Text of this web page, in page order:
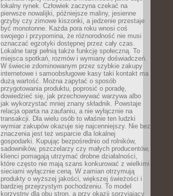
lokalny rynek. Człowiek zaczyna czekać na
pierwsze nowalijki, późniejsze maliny, jesienne
grzyby czy zimowe kiszonki, a jedzenie przestaje
być monotonne. Każda pora roku wnosi coś
swojego i przypomina, że różnorodność nie musi
oznaczać egzotyki dostępnej przez cały czas.
Lokalne targi pełnią także funkcję społeczną. To
miejsca spotkań, rozmów i wymiany doświadczeń.
W świecie zdominowanym przez szybkie zakupy
internetowe i samoobsługowe kasy taki kontakt ma
dużą wartość. Można zapytać o sposób
przygotowania produktu, poprosić o poradę,
dowiedzieć się, jak przechowywać warzywa albo
jak wykorzystać mniej znany składnik. Powstaje
relacja oparta na zaufaniu, a nie wyłącznie na
transakcji. Dla wielu osób to właśnie ten ludzki
wymiar zakupów okazuje się najcenniejszy. Nie bez
znaczenia jest też wsparcie dla lokalnej
gospodarki. Kupując bezpośrednio od rolników,
sadowników, pszczelarzy czy małych producentów,
klienci pomagają utrzymać drobne działalności,
które często nie mają szans konkurować z wielkimi
sieciami wyłącznie ceną. W zamian otrzymują
produkty o wyższej jakości, większej świeżości i
bardziej przejrzystym pochodzeniu. To model
korzystny dla obu stron, a przy okazji sprzyjający